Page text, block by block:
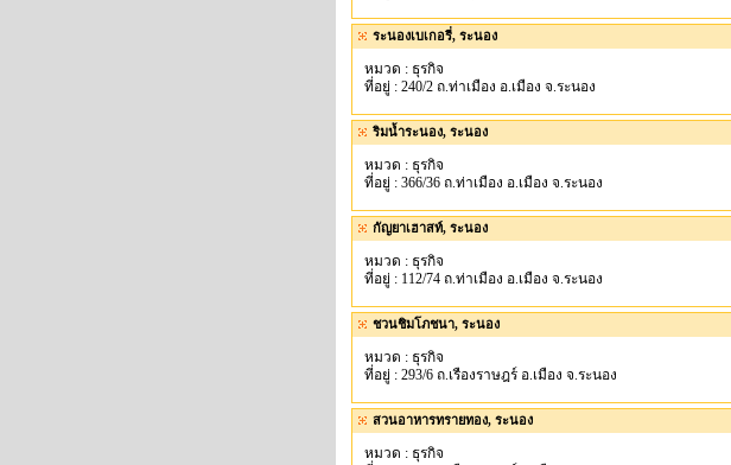
ระนองเบเกอรี่, ระนอง
หมวด : ธุรกิจ
ที่อยู่ : 240/2 ถ.ท่าเมือง อ.เมือง จ.ระนอง
ริมน้ำระนอง, ระนอง
หมวด : ธุรกิจ
ที่อยู่ : 366/36 ถ.ท่าเมือง อ.เมือง จ.ระนอง
กัญยาเฮาสท์, ระนอง
หมวด : ธุรกิจ
ที่อยู่ : 112/74 ถ.ท่าเมือง อ.เมือง จ.ระนอง
ชวนชิมโภชนา, ระนอง
หมวด : ธุรกิจ
ที่อยู่ : 293/6 ถ.เรืองราษฎร์ อ.เมือง จ.ระนอง
สวนอาหารทรายทอง, ระนอง
หมวด : ธุรกิจ